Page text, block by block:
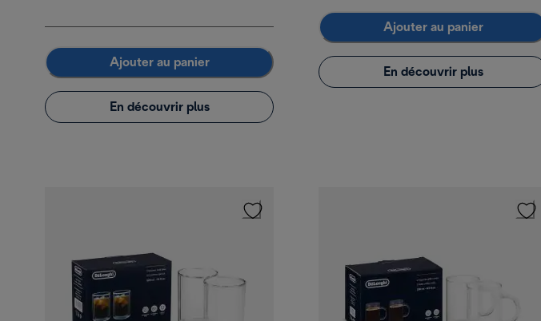
Ajouter au panier
En découvrir plus
Ajouter au panier
En découvrir plus